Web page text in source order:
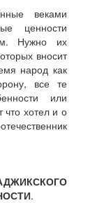
веками
ценности
Нужно их
вносит
народ как
все те
или
что хотел и о
.